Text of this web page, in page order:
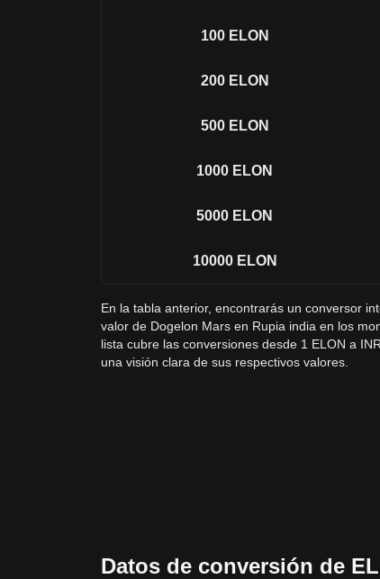
100 ELON
200 ELON
500 ELON
1000 ELON
5000 ELON
10000 ELON
En la tabla anterior, encontrarás un conversor
valor de Dogelon Mars en Rupia india en los
lista cubre las conversiones desde 1 ELON a
una visión clara de sus respectivos valores.
Datos de conversión de